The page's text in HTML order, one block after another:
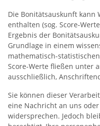
Die Bonitätsauskunft kann
enthalten (sog. Score-
Ergebnis der
Grundlage in einem
mathematisch-
Score-Werte fließen unter
ausschließlich,
Sie können dieser
eine Nachricht an uns
widersprechen. Jedoch